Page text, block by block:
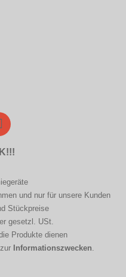
und nur für unsere Kunden
Stückpreise
gesetzl. USt.
Produkte dienen
Informationszwecken.